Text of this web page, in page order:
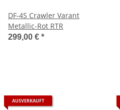
DF-4S Crawler Varant
Metallic-Rot RTR
299,00 € *
AUSVERKAUFT